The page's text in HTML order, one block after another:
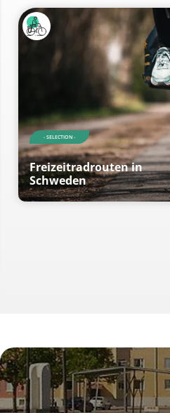
- SELECTION -
Freizeitradrouten in
Schweden